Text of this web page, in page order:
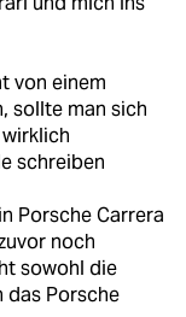
von einem
sollte man sich
schreiben
Porsche Carrera
noch
sowohl die
das Porsche